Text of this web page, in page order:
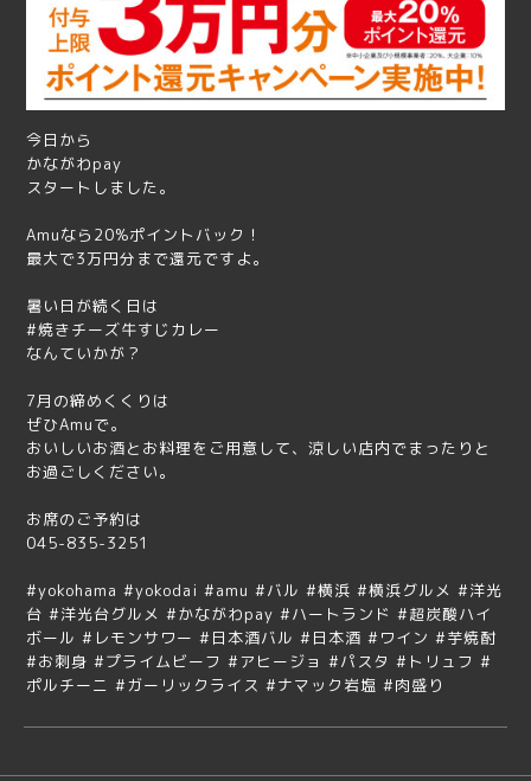
今日から
かながわpay
スタートしました。
Amuなら20%ポイントバック！
最大で3万円分まで還元ですよ。
暑い日が続く日は
#焼きチーズ牛すじカレー
なんていかが？
7月の締めくくりは
ぜひAmuで。
おいしいお酒とお料理をご用意して、涼しい店内でまったりと
お過ごしください。
お席のご予約は
045-835-3251
#yokohama #yokodai #amu #バル #横浜 #横浜グルメ #洋光
台 #洋光台グルメ #かながわpay #ハートランド #超炭酸ハイ
ボール #レモンサワー #日本酒バル #日本酒 #ワイン #芋焼酎
#お刺身 #プライムビーフ #アヒージョ #パスタ #トリュフ #
ポルチーニ #ガーリックライス #ナマック岩塩 #肉盛り